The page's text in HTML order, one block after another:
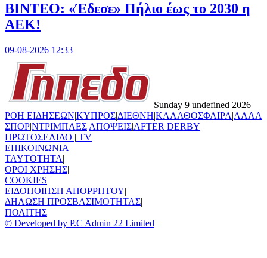
ΒΙΝΤΕΟ: «Έδεσε» Πήλιο έως το 2030 η
ΑΕΚ!
09-08-2026 12:33
Sunday 9 undefined 2026
ΡΟΗ ΕΙΔΗΣΕΩΝ|ΚΥΠΡΟΣ|ΔΙΕΘΝΗ|ΚΑΛΑΘΟΣΦΑΙΡΑ|ΑΛΛΑ
ΣΠΟΡ|ΝΤΡΙΜΠΛΕΣ|ΑΠΟΨΕΙΣ|AFTER DERBY|
ΠΡΩΤΟΣΕΛΙΔΟ | TV
ΕΠΙΚΟΙΝΩΝΙΑ|
TAYTOTHTA|
ΟΡΟΙ ΧΡΗΣΗΣ|
COOKIES|
ΕΙΔΟΠΟΙΗΣΗ ΑΠΟΡΡΗΤΟΥ|
ΔΗΛΩΣΗ ΠΡΟΣΒΑΣΙΜΟΤΗΤΑΣ|
ΠΟΛΙΤΗΣ
© Developed by P.C Admin 22 Limited